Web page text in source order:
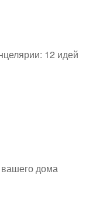
12 идей
дома